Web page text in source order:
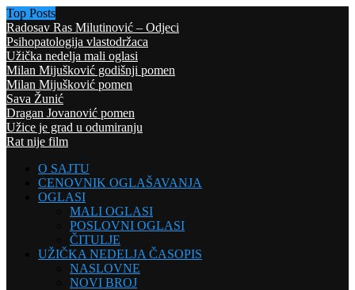
Top Posts
Radosav Ras Milutinović – Odjeci
Psihopatologija vlastodržaca
Užička nedelja mali oglasi
Milan Mijušković godišnji pomen
Milan Mijušković pomen
Sava Žunić
Dragan Jovanović pomen
Užice je grad u odumiranju
Rat nije film
O SAJTU
CENOVNIK OGLAŠAVANJA
OGLASI
MALI OGLASI
POSLOVNI OGLASI
ČITULJE
UŽIČKA NEDELJA ČASOPIS
NASLOVNE
NOVI BROJ